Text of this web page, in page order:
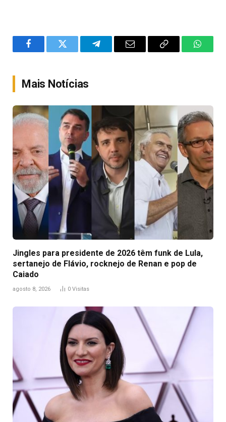
FacebookTwitter TelegramEmail
Copy
Mais Notícias
Jingles para presidente de 2026 têm funk de Lula,
sertanejo de Flávio, rocknejo de Renan e pop de
Caiado
agosto 8, 2026 0 Visitas